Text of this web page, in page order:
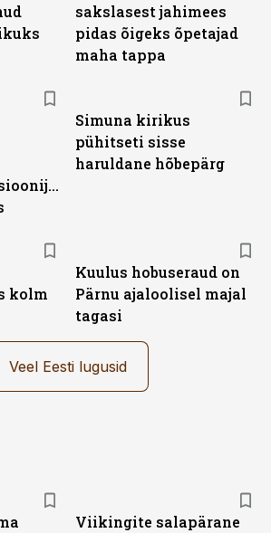
sakslasest jahimees
pidas õigeks õpetajad
maha tappa
Simuna kirikus
pühitseti sisse
haruldane hõbepärg
kolm
Kuulus hobuseraud on
Pärnu ajaloolisel majal
tagasi
Veel Eesti lugusid
Viikingite salapärane